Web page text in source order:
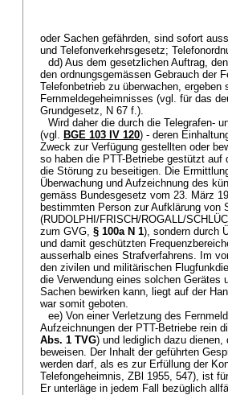
oder Sachen gefährden, sind sofort
und Telefonverkehrsgesetz;
dd) Aus dem gesetzlichen Auftrag,
den ordnungsgemässen Gebrauch der
Telefonbetrieb zu überwachen,
Fernmeldegeheimnisses (vgl. für das
Grundgesetz, N 67 f.).
Wird daher die durch die Telegrafen-
(vgl. BGE 103 IV 120) - deren
Zweck zur Verfügung gestellten oder
so haben die PTT-Betriebe gestützt
die Störung zu beseitigen. Die
Überwachung und Aufzeichnung des
gemäss Bundesgesetz vom 23. März
bestimmten Person zur Aufklärung von
(RUDOLPHI/FRISCH/ROGALL/
zum GVG, § 100a N 1), sondern durch
und damit geschützten
ausserhalb eines Strafverfahrens. Im
den zivilen und militärischen
die Verwendung eines solchen Gerätes
Sachen bewirken kann, liegt auf der
war somit geboten.
ee) Von einer Verletzung des
Aufzeichnungen der PTT-Betriebe rein
Abs. 1 TVG) und lediglich dazu dienen,
beweisen. Der Inhalt der geführten
werden darf, als es zur Erfüllung der
Telefongeheimnis, ZBl 1955, 547), ist
Er unterläge in jedem Fall bezüglich